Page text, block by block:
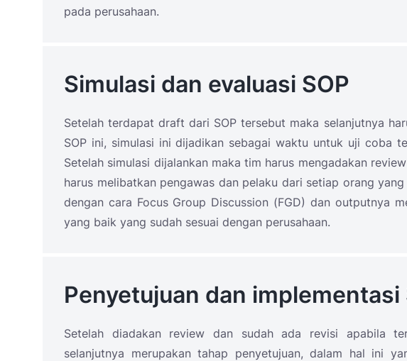
pada perusahaan.
Simulasi dan evaluasi SOP
Setelah terdapat draft dari SOP tersebut maka selanjutnya
SOP ini, simulasi ini dijadikan sebagai waktu untuk uji coba
Setelah simulasi dijalankan maka tim harus mengadakan
harus melibatkan pengawas dan pelaku dari setiap orang
dengan cara Focus Group Discussion (FGD) dan outputnya
yang baik yang sudah sesuai dengan perusahaan.
Penyetujuan dan implementasi
Setelah diadakan review dan sudah ada revisi apabila
selanjutnya merupakan tahap penyetujuan, dalam hal ini